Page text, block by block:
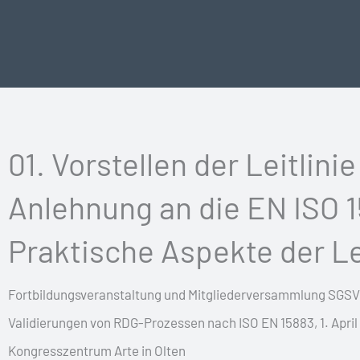
01. Vorstellen der
Anlehnung an die EN ISO
Praktische Aspekte der
Fortbildungsveranstaltung und Mitgliederversammlung SGSV
Validierungen von RDG-Prozessen nach ISO EN 15883, 1.
Kongresszentrum Arte in Olten